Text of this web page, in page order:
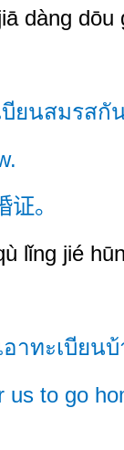
dàng dōu
บียนสมรสกั
。
lǐng jié
อาทะเบียน
us to go